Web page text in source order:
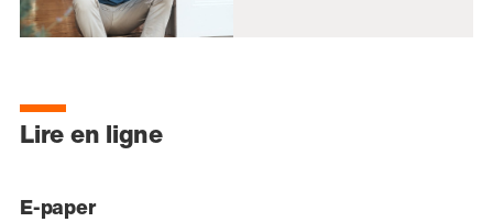
Lire en ligne
E-paper